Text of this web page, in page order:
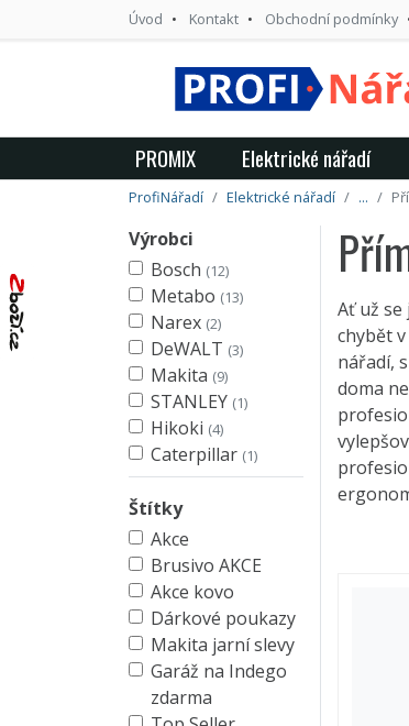
Úvod Kontakt Obchodní podmínky
PROMIX Elektrické nářadí
ProfiNářadí Elektrické nářadí ...
Výrobci
Bosch (12)
Metabo (13)
Narex (2)
DeWALT (3)
Makita (9)
STANLEY (1)
Hikoki (4)
Caterpillar (1)
Štítky
Akce
Brusivo AKCE
Akce kovo
Dárkové poukazy
Makita jarní slevy
Garáž na Indego
zdarma
Ať už
chybět
nářadí,
doma